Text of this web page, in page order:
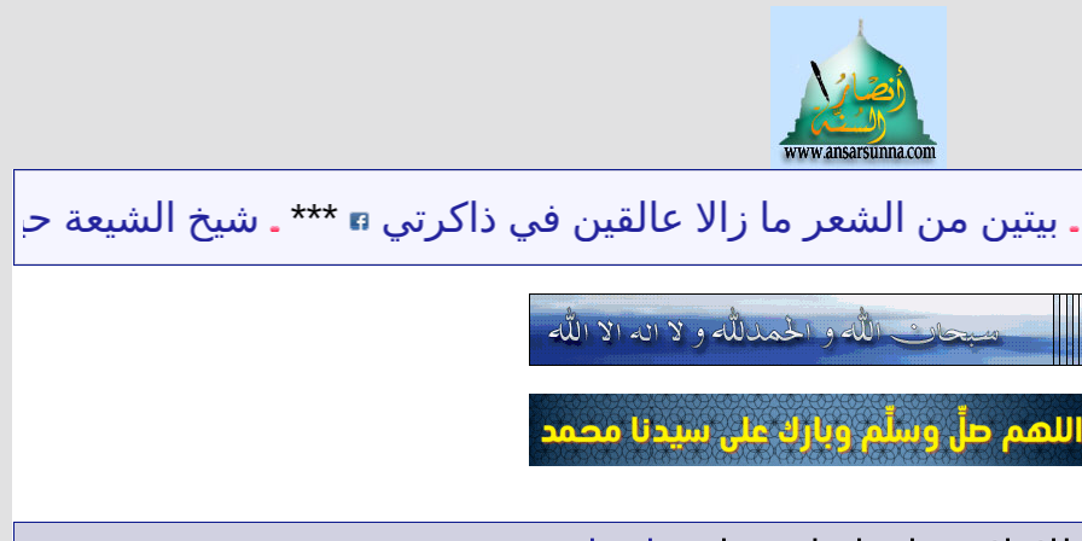
من الشعر ما زالا عالقين في ذاكرتي *** شيخ الشيعة حيدر